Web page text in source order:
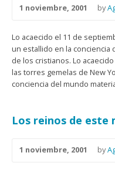
1 noviembre, 2001 by
Lo acaecido el 11 de
un estallido en la conciencia
de los cristianos. Lo
las torres gemelas de New
conciencia del mundo
Los reinos de este
1 noviembre, 2001 by